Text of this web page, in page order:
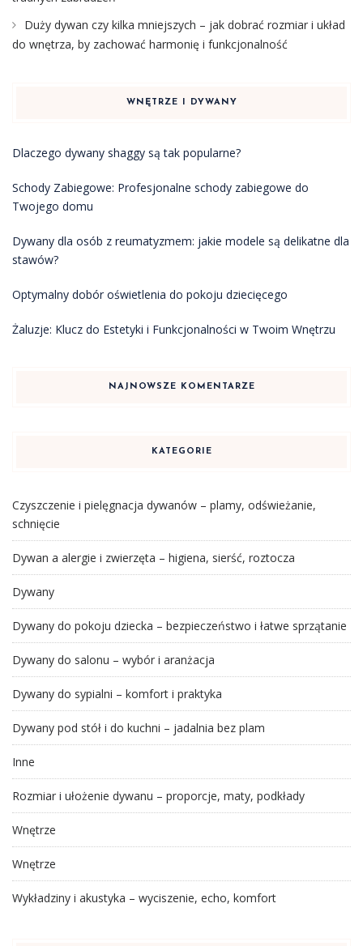
Duży dywan czy kilka mniejszych – jak dobrać rozmiar i układ
do wnętrza, by zachować harmonię i funkcjonalność
WNĘTRZE I DYWANY
Dlaczego dywany shaggy są tak popularne?
Schody Zabiegowe: Profesjonalne schody zabiegowe do
Twojego domu
Dywany dla osób z reumatyzmem: jakie modele są delikatne dla
stawów?
Optymalny dobór oświetlenia do pokoju dziecięcego
Żaluzje: Klucz do Estetyki i Funkcjonalności w Twoim Wnętrzu
NAJNOWSZE KOMENTARZE
KATEGORIE
Czyszczenie i pielęgnacja dywanów – plamy, odświeżanie,
schnięcie
Dywan a alergie i zwierzęta – higiena, sierść, roztocza
Dywany
Dywany do pokoju dziecka – bezpieczeństwo i łatwe sprzątanie
Dywany do salonu – wybór i aranżacja
Dywany do sypialni – komfort i praktyka
Dywany pod stół i do kuchni – jadalnia bez plam
Inne
Rozmiar i ułożenie dywanu – proporcje, maty, podkłady
Wnętrze
Wnętrze
Wykładziny i akustyka – wyciszenie, echo, komfort